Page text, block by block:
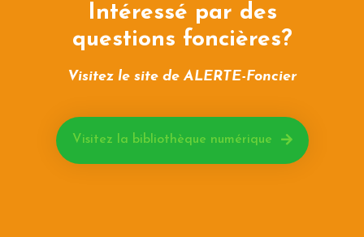
Intéressé par des
questions foncières?
Visitez le site de ALERTE-Foncier
Visitez la bibliothèque numérique